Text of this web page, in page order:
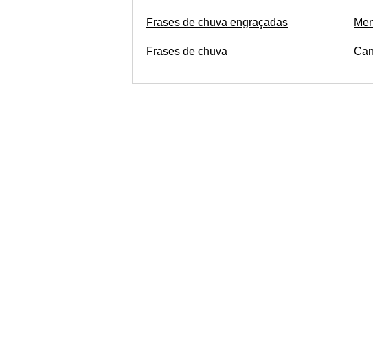
Frases de chuva engraçadas
Frases de chuva